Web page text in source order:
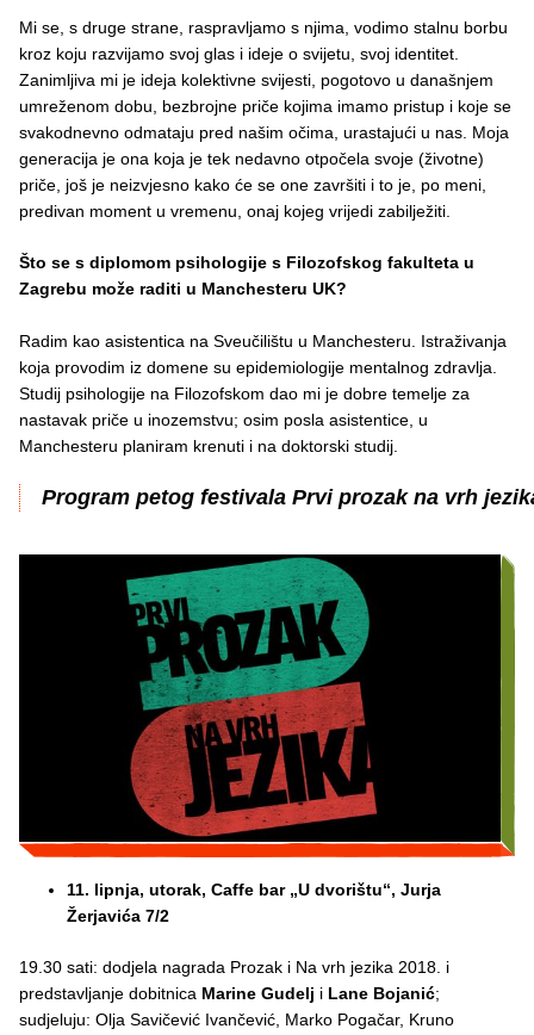
Mi se, s druge strane, raspravljamo s njima, vodimo stalnu borbu
kroz koju razvijamo svoj glas i ideje o svijetu, svoj identitet.
Zanimljiva mi je ideja kolektivne svijesti, pogotovo u današnjem
umreženom dobu, bezbrojne priče kojima imamo pristup i koje se
svakodnevno odmataju pred našim očima, urastajući u nas. Moja
generacija je ona koja je tek nedavno otpočela svoje (životne)
priče, još je neizvjesno kako će se one završiti i to je, po meni,
predivan moment u vremenu, onaj kojeg vrijedi zabilježiti.
Što se s diplomom psihologije s Filozofskog fakulteta u
Zagrebu može raditi u Manchesteru UK?
Radim kao asistentica na Sveučilištu u Manchesteru. Istraživanja
koja provodim iz domene su epidemiologije mentalnog zdravlja.
Studij psihologije na Filozofskom dao mi je dobre temelje za
nastavak priče u inozemstvu; osim posla asistentice, u
Manchesteru planiram krenuti i na doktorski studij.
Program petog festivala Prvi prozak na vrh
11. lipnja, utorak, Caffe bar „U dvorištu“, Jurja
Žerjavića 7/2
19.30 sati: dodjela nagrada Prozak i Na vrh jezika 2018. i
predstavljanje dobitnica Marine Gudelj i Lane Bojanić;
sudjeluju: Olja Savičević Ivančević, Marko Pogačar, Kruno